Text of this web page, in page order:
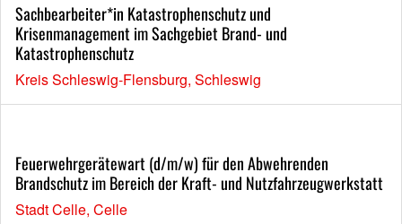
Sachbearbeiter*in Katastrophenschutz und
Krisenmanagement im Sachgebiet Brand- und
Katastrophenschutz
Kreis Schleswig-Flensburg, Schleswig
Feuerwehrgerätewart (d/m/w) für den Abwehrenden
Brandschutz im Bereich der Kraft- und Nutzfahrzeugwerkstatt
Stadt Celle, Celle